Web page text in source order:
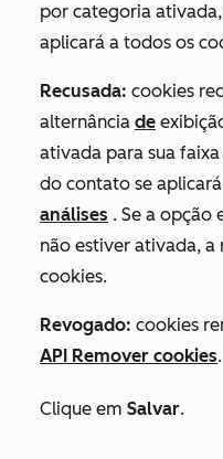
por categoria
aplicará a todos os
Recusada: cookies
alternância de
ativada para sua
do contato se
análises . Se a opção
não estiver ativada, a
cookies.
Revogado: cookies
API Remover cookies.
Clique em Salvar.